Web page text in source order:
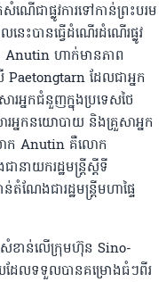
ើជាផ្លូវការទៅកាន់ព្រះបរម
នេះបានធ្វើដំណើរដំណើរផ្លូវ
Anutin ហាក់មានភាព
ដែលជាអ្នក
អ្នកជំនួញក្នុងប្រទេសថៃ
អ្នកនយោបាយ និងគ្រួសាអ្នក
ក Anutin គឺលោក
ាយករដ្ឋមន្ត្រីស្ដីទី
ែងជារដ្ឋមន្ត្រីមហាផ្ទៃ
សំខាន់លើក្រុមហ៊ុន Sino-
ែលទទួលបានគម្រោងធំៗពីរ